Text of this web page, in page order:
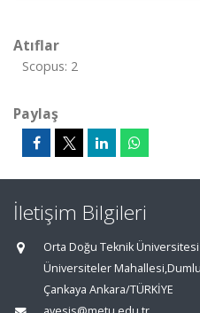
Atıflar
Scopus: 2
Paylaş
İletişim Bilgileri
Orta Doğu Teknik Üniversitesi
Üniversiteler
Çankaya Ankara/TÜRKİYE